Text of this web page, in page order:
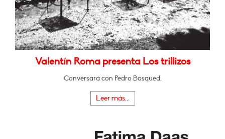
Valentín Roma presenta Los trillizos
Conversará con Pedro Bosqued.
Leer más...